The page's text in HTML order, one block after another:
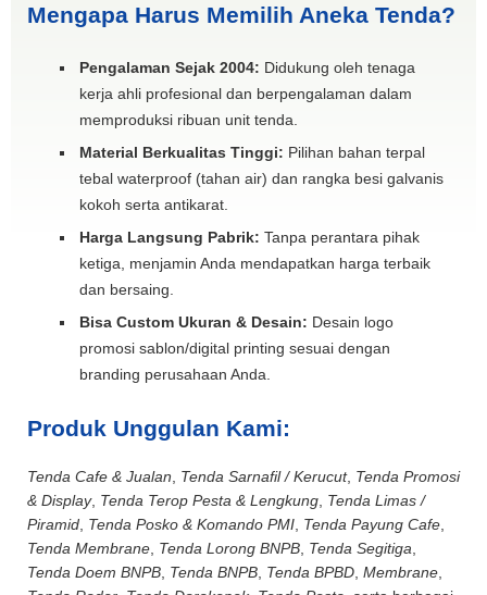
Mengapa Harus Memilih Aneka Tenda?
Pengalaman Sejak 2004: Didukung oleh tenaga
kerja ahli profesional dan berpengalaman dalam
memproduksi ribuan unit tenda.
Material Berkualitas Tinggi: Pilihan bahan terpal
tebal waterproof (tahan air) dan rangka besi galvanis
kokoh serta antikarat.
Harga Langsung Pabrik: Tanpa perantara pihak
ketiga, menjamin Anda mendapatkan harga terbaik
dan bersaing.
Bisa Custom Ukuran & Desain: Desain logo
promosi sablon/digital printing sesuai dengan
branding perusahaan Anda.
Produk Unggulan Kami:
Tenda Cafe & Jualan Tenda Sarnafil / Kerucut, Tenda Promosi
& Display, Tenda Terop Pesta & Lengkung Tenda Limas /
Piramid Tenda Posko & Komando PMI Tenda Payung Cafe
Tenda Membrane Tenda Lorong BNPB Tenda Segitiga
Tenda Doem BNPB Tenda BNPB Tenda BPBD Membrane